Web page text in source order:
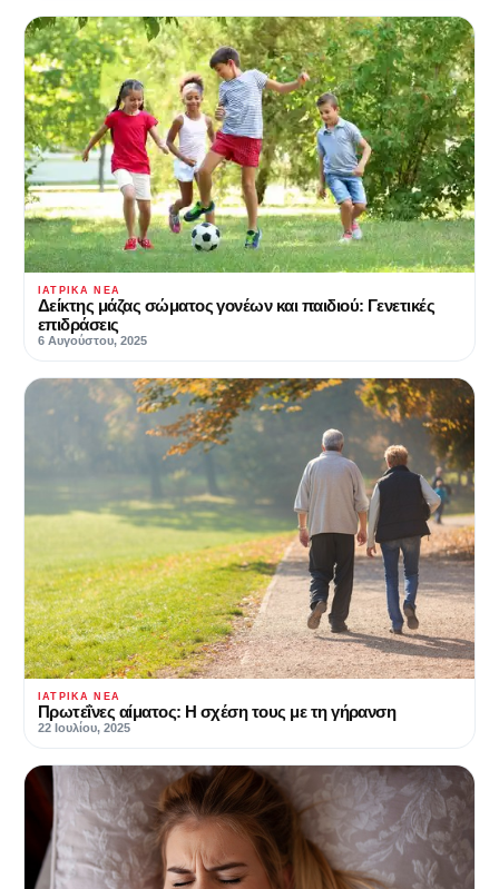
ΙΑΤΡΙΚΆ ΝΈΑ
Δείκτης μάζας σώματος γονέων και παιδιού: Γενετικές
επιδράσεις
6 Αυγούστου, 2025
ΙΑΤΡΙΚΆ ΝΈΑ
Πρωτεΐνες αίματος: Η σχέση τους με τη γήρανση
22 Ιουλίου, 2025